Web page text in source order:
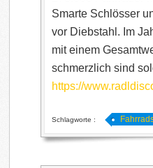
Smarte Schlösser
vor Diebstahl. Im
mit einem
schmerzlich sind
https://
Schlagworte :